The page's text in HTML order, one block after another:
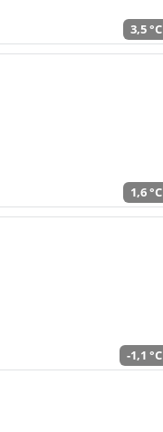
3,5 °C
1,6 °C
-1,1 °C